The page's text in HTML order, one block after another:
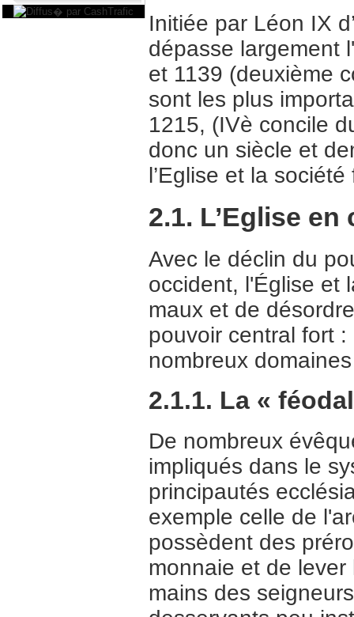
Initiée par Léon IX
dépasse largement
et 1139 (deuxième
sont les plus
1215, (IVè concile
donc un siècle et
l’Eglise et la
2.1. L’Eglise en
Avec le déclin du
occident, l'Église et
maux et de
pouvoir central fort
nombreux
2.1.1. La «
De nombreux
impliqués dans le
principautés
exemple celle de
possèdent des
monnaie et de
mains des